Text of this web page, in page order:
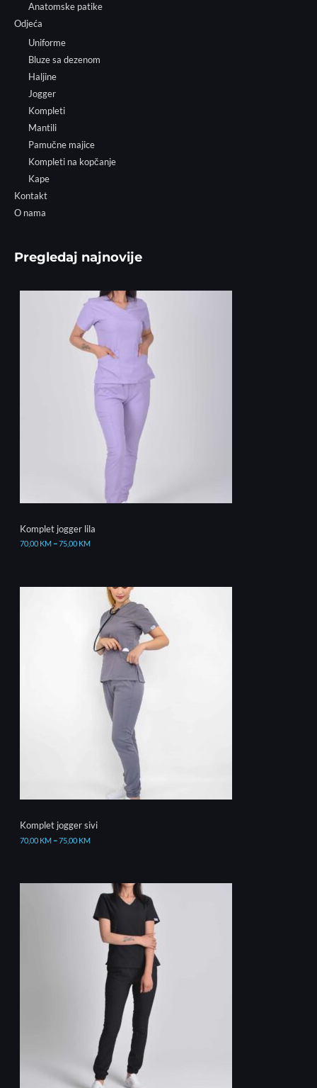
Anatomske patike
Odjeća
Uniforme
Bluze sa dezenom
Haljine
Jogger
Kompleti
Mantili
Pamučne majice
Kompleti na kopčanje
Kape
Kontakt
O nama
Pregledaj najnovije
Komplet jogger lila
70,00 KM–75,00 KM
Komplet jogger sivi
70,00 KM–75,00 KM